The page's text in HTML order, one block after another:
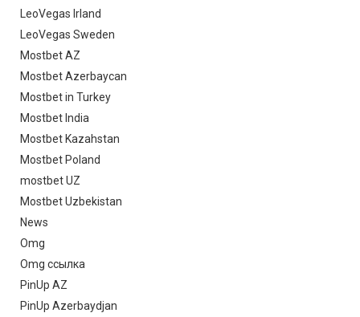
LeoVegas Irland
LeoVegas Sweden
Mostbet AZ
Mostbet Azerbaycan
Mostbet in Turkey
Mostbet India
Mostbet Kazahstan
Mostbet Poland
mostbet UZ
Mostbet Uzbekistan
News
Omg
Omg ссылка
PinUp AZ
PinUp Azerbaydjan